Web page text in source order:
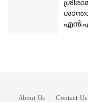
About Us Contact Us